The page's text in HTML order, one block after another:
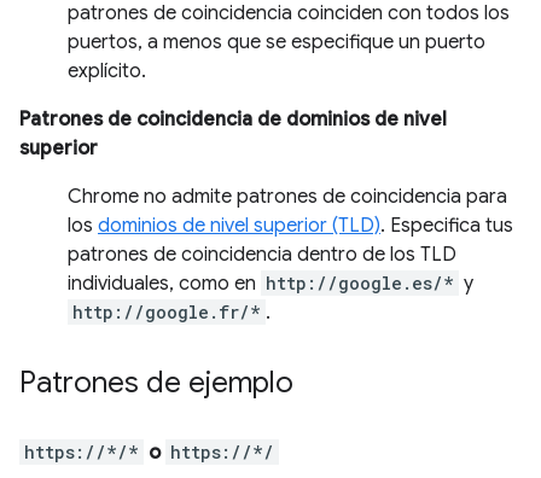
patrones de coincidencia coinciden con todos los
puertos, a menos que se especifique un puerto
explícito.
Patrones de coincidencia de dominios de nivel
superior
Chrome no admite patrones de coincidencia para
los dominios de nivel superior (TLD). Especifica tus
patrones de coincidencia dentro de los TLD
individuales, como en http://google.es/* y
http://google.fr/* .
Patrones de ejemplo
https://*/* o https://*/